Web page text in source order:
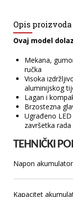
Opis proizvoda
Ovaj model
Mekana,
ručka
Visoka
aluminijskog
Lagan i
Brzostezna
Ugrađeno
završetka rada
TEHNIČKI
Napon
Kapacitet